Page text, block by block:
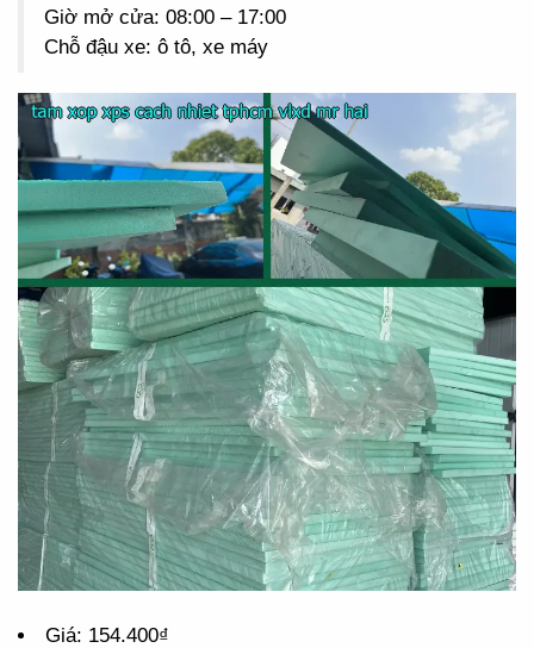
Giờ mở cửa: 08:00 – 17:00
Chỗ đậu xe: ô tô, xe máy
Giá: 154.400₫